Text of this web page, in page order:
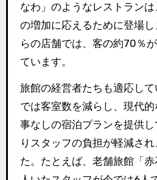
なわ」のようなレストラン
の増加に応えるために登場
らの店舗では、客の約70％
ています。
旅館の経営者たちも適応し
では客室数を減らし、現代
事なしの宿泊プランを提供
りスタッフの負担が軽減さ
た。たとえば、老舗旅館「